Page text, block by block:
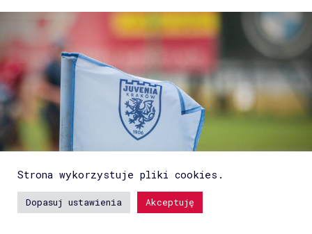
Strona wykorzystuje pliki cookies.
Dopasuj ustawienia Akceptuję